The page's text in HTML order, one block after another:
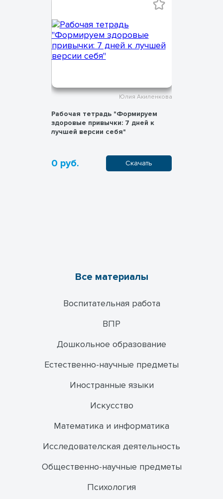
Юлия Акиленкова
Рабочая тетрадь "Формируем
здоровые привычки: 7 дней к
лучшей версии себя"
0 руб. Скачать
Все материалы
Воспитательная работа
ВПР
Дошкольное образование
Естественно-научные предметы
Иностранные языки
Искусство
Математика и информатика
Исследователская деятельность
Общественно-научные предметы
Психология